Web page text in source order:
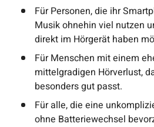
Für Personen, die ihr
Musik ohnehin viel nutzen
direkt im Hörgerät haben
Für Menschen mit einem
mittelgradigen Hörverlust,
besonders gut passt.
Für alle, die eine
ohne Batteriewechsel